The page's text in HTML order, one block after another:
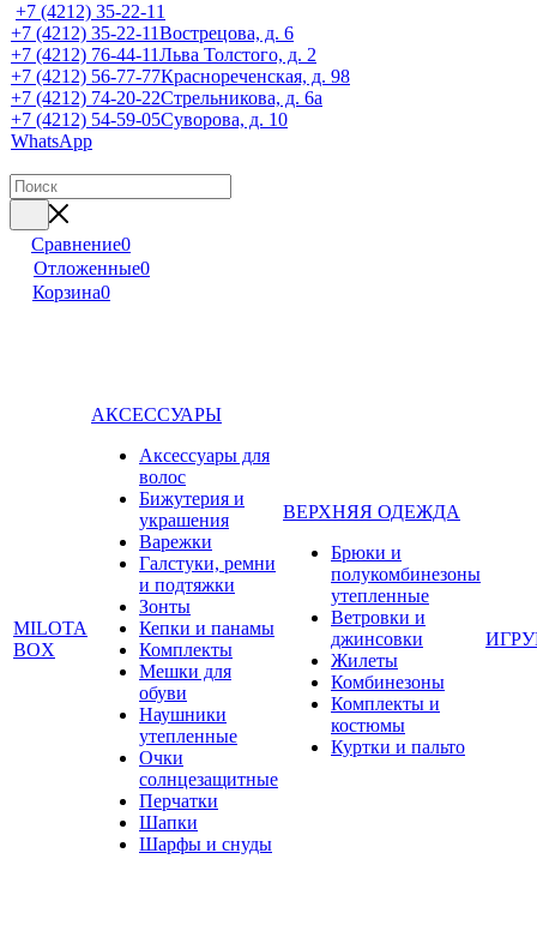
+7 (4212) 35-22-11
+7 (4212) 35-22-11Вострецова, д. 6
+7 (4212) 76-44-11Льва Толстого, д. 2
+7 (4212) 56-77-77Краснореченская, д. 98
+7 (4212) 74-20-22Стрельникова, д. 6а
+7 (4212) 54-59-05Суворова, д. 10
WhatsApp
Сравнение0
Отложенные0
Корзина0
MILOTA
BOX
АКСЕССУАРЫ
Аксессуары для
волос
Бижутерия и
украшения
Варежки
Галстуки, ремни
и подтяжки
Зонты
Кепки и панамы
Комплекты
Мешки для
обуви
Наушники
утепленные
Очки
солнцезащитные
Перчатки
Шапки
Шарфы и снуды
ВЕРХНЯЯ ОДЕЖДА
Брюки и
полукомбинезоны
утепленные
Ветровки и
джинсовки
Жилеты
Комбинезоны
Комплекты и
костюмы
Куртки и пальто